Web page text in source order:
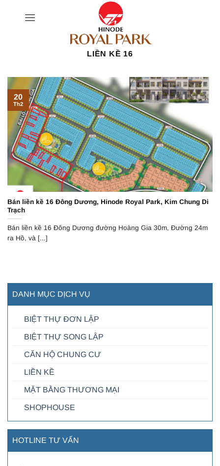
LIỀN KỀ 16
Bán liền kề 16 Đông Dương, Hinode Royal Park, Kim Chung Di
Trạch
Bán liền kề 16 Đông Dương đường Hoàng Gia 30m, Đường 24m
ra Hồ, và [...]
20
Th2
DANH MỤC DỊCH VỤ
BIỆT THỰ ĐƠN LẬP
BIỆT THỰ SONG LẬP
CĂN HỘ CHUNG CƯ
LIỀN KỀ
MẶT BẰNG THƯƠNG MẠI
SHOPHOUSE
HOTLINE TƯ VẤN